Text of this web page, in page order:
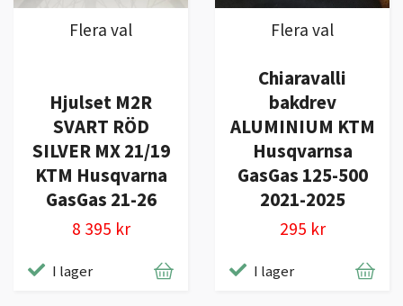
Flera val
Hjulset M2R
SVART RÖD
SILVER MX 21/19
KTM Husqvarna
GasGas 21-26
8 395 kr
I lager
Flera val
Chiaravalli
bakdrev
ALUMINIUM KTM
Husqvarnsa
GasGas 125-500
2021-2025
295 kr
I lager